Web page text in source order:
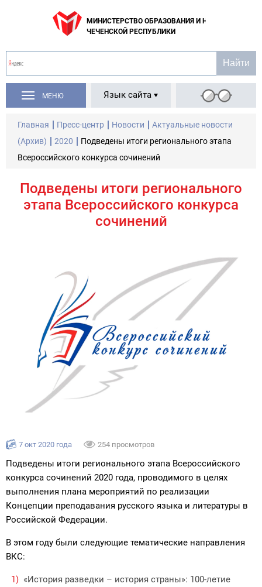
МИНИСТЕРСТВО ОБРАЗОВАНИЯ И НАУКИ
ЧЕЧЕНСКОЙ РЕСПУБЛИКИ
МЕНЮ Язык сайта
Главная Пресс-центр Новости
Актуальные новости
(Архив)
2020
Подведены итоги регионального этапа
Всероссийского конкурса сочинений
Подведены итоги регионального
этапа Всероссийского конкурса
сочинений
7 окт 2020 года 254 просмотров
Подведены итоги регионального этапа Всероссийского
конкурса сочинений 2020 года, проводимого в целях
выполнения плана мероприятий по реализации
Концепции преподавания русского языка и литературы в
Российской Федерации.
В этом году были следующие тематические направления
ВКС:
«История разведки – история страны»: 100-летие